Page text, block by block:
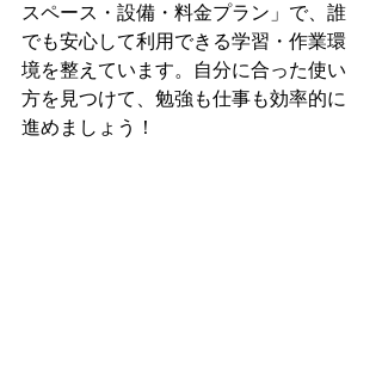
スペース・設備・料金プラン」で、誰
でも安心して利用できる学習・作業環
境を整えています。自分に合った使い
方を見つけて、勉強も仕事も効率的に
進めましょう！